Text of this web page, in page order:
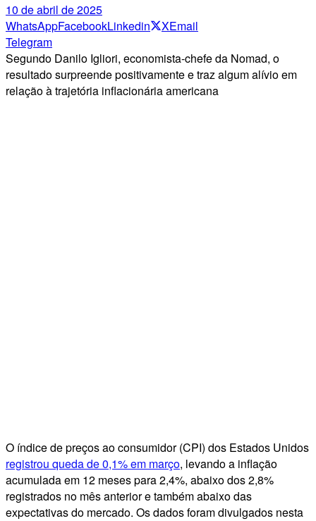
10 de abril de 2025
WhatsAppFacebookLinkedin XEmail
Telegram
Segundo Danilo Igliori, economista-chefe da Nomad, o
resultado surpreende positivamente e traz algum alívio em
relação à trajetória inflacionária americana
O índice de preços ao consumidor (CPI) dos Estados Unidos
registrou queda de 0,1% em março, levando a inflação
acumulada em 12 meses para 2,4%, abaixo dos 2,8%
registrados no mês anterior e também abaixo das
expectativas do mercado. Os dados foram divulgados nesta